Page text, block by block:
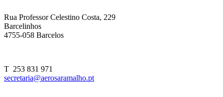
Rua Professor Celestino Costa, 229
Barcelinhos
4755-058 Barcelos
T 253 831 971
secretaria@aerosaramalho.pt